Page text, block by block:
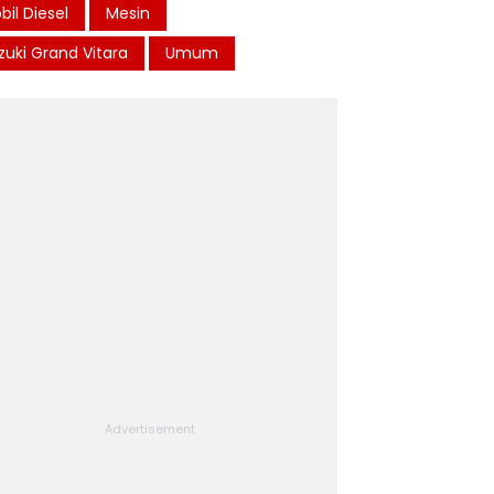
Diesel
Mesin
Grand Vitara
Umum